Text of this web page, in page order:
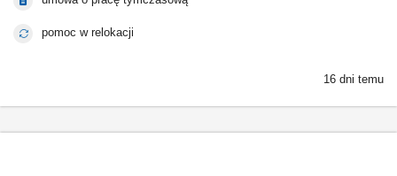
pomoc w relokacji
16 dni temu